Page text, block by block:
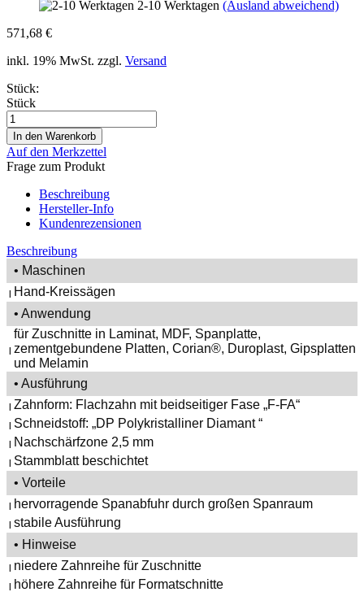
2-10 Werktagen (Ausland abweichend)
571,68 €
inkl. 19% MwSt. zzgl. Versand
Stück:
Stück
Auf den Merkzettel
Frage zum Produkt
Beschreibung
Hersteller-Info
Kundenrezensionen
Beschreibung
• Maschinen
| Hand-Kreissägen
• Anwendung
|
für Zuschnitte in Laminat, MDF, Spanplatte,
zementgebundene Platten, Corian®, Duroplast, Gipsplatten
und Melamin
• Ausführung
| Zahnform: Flachzahn mit beidseitiger Fase „F-FA“
| Schneidstoff: „DP Polykristalliner Diamant “
| Nachschärfzone 2,5 mm
| Stammblatt beschichtet
• Vorteile
| hervorragende Spanabfuhr durch großen Spanraum
| stabile Ausführung
• Hinweise
| niedere Zahnreihe für Zuschnitte
| höhere Zahnreihe für Formatschnitte